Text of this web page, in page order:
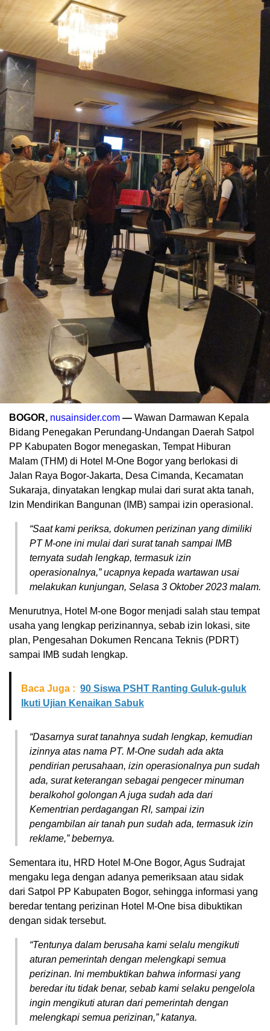
BOGOR, nusainsider.com — Wawan Darmawan Kepala
Bidang Penegakan Perundang-Undangan Daerah Satpol
PP Kabupaten Bogor menegaskan, Tempat Hiburan
Malam (THM) di Hotel M-One Bogor yang berlokasi di
Jalan Raya Bogor-Jakarta, Desa Cimanda, Kecamatan
Sukaraja, dinyatakan lengkap mulai dari surat akta tanah,
Izin Mendirikan Bangunan (IMB) sampai izin operasional.
“Saat kami periksa, dokumen perizinan yang dimiliki
PT M-one ini mulai dari surat tanah sampai IMB
ternyata sudah lengkap, termasuk izin
operasionalnya,” ucapnya kepada wartawan usai
melakukan kunjungan, Selasa 3 Oktober 2023 malam.
Menurutnya, Hotel M-one Bogor menjadi salah stau tempat
usaha yang lengkap perizinannya, sebab izin lokasi, site
plan, Pengesahan Dokumen Rencana Teknis (PDRT)
sampai IMB sudah lengkap.
Baca Juga : 90 Siswa PSHT Ranting Guluk-guluk
Ikuti Ujian Kenaikan Sabuk
“Dasarnya surat tanahnya sudah lengkap, kemudian
izinnya atas nama PT. M-One sudah ada akta
pendirian perusahaan, izin operasionalnya pun sudah
ada, surat keterangan sebagai pengecer minuman
beralkohol golongan A juga sudah ada dari
Kementrian perdagangan RI, sampai izin
pengambilan air tanah pun sudah ada, termasuk izin
reklame,” bebernya.
Sementara itu, HRD Hotel M-One Bogor, Agus Sudrajat
mengaku lega dengan adanya pemeriksaan atau sidak
dari Satpol PP Kabupaten Bogor, sehingga informasi yang
beredar tentang perizinan Hotel M-One bisa dibuktikan
dengan sidak tersebut.
“Tentunya dalam berusaha kami selalu mengikuti
aturan pemerintah dengan melengkapi semua
perizinan. Ini membuktikan bahwa informasi yang
beredar itu tidak benar, sebab kami selaku pengelola
ingin mengikuti aturan dari pemerintah dengan
melengkapi semua perizinan,” katanya.